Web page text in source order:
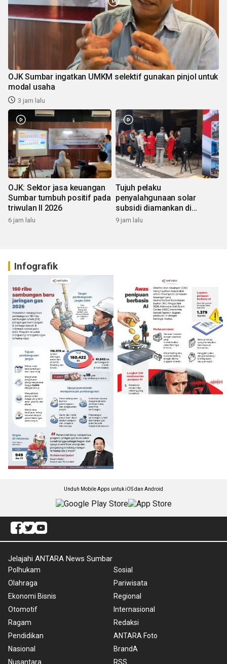
OJK Sumbar ingatkan UMKM selektif gunakan pinjol untuk
modal usaha
3 jam lalu
OJK: Sektor jasa keuangan
Sumbar tumbuh positif pada
triwulan II 2026
6 jam lalu
Tujuh pelaku
penyalahgunaan solar
subsidi diamankan di
Sumbar
9 jam lalu
Infografik
Unduh Mobile Apps untuk iOS dan Android
Jelajahi ANTARA News Sumbar
Polhukam
Olahraga
Ekonomi Bisnis
Otomotif
Ragam
Pendidikan
Nasional
Nusantara
Sosial
Pariwisata
Regional
Internasional
Redaksi
ANTARA Foto
BrandA
RSS